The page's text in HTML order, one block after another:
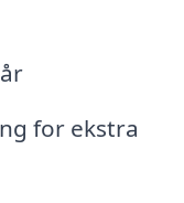
for ekstra